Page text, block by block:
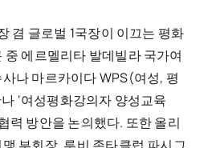
겸 글로벌 1국장이 이끄는 평화
에르멜리타 발데빌라 국가여
나 마르카이다 WPS(여성, 평
‘여성평화강의자 양성교육
력 방안을 논의했다. 또한 올리